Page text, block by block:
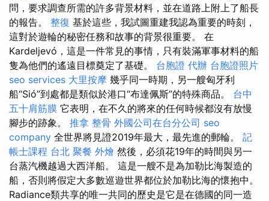
問，要求調查所需的許多背景材料，並在道路上附上了船長
的報告。 整復 基於這些，我試圖重建我認為重要的時刻，
這對於遊輪的秘密任務和故事的背景很重要。 在
Kardeljevó，這是一件常見的事情，只有裝滿軍事材料的船
隻為他們的遙遠目標奠定了基礎。 台胞證 代辦 台胞證照片
seo services 大里按摩 幾乎同一時期，另一艘匈牙利
船“Sió”到處都是類似於港口“布達佩斯”的特殊商品。 台中
五十肩筋膜 它表明，在不久的將來的任何時候都沒有放慢
腳步的跡象。 推拿 整骨 外國公司在台分公司 seo
company 全世界將見證2019年最大，最先進的郵輪。 記
帳士課程 台北 聚餐 外燴 然後，必須花19年的時間與另一
台蒸汽機越過大西洋船。 這是一艘不是為加勒比海製造的
船，否則將假定大多數巡遊世界都位於加勒比海的懷抱中。
Radiance類共享的唯一共同的歷史是它是在德國的同一造